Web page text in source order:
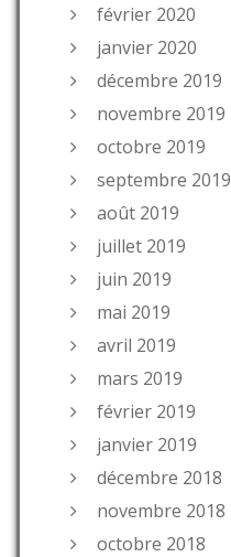
février 2020
janvier 2020
décembre 2019
novembre 2019
octobre 2019
septembre 2019
août 2019
juillet 2019
juin 2019
mai 2019
avril 2019
mars 2019
février 2019
janvier 2019
décembre 2018
novembre 2018
octobre 2018